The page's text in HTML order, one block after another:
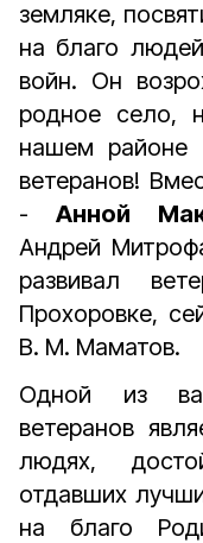
земляке,
на благо
вой­н. Он
родное село,
нашем районе
ветеранов!
- Анной
Андрей
развивал
Прохоровке,
В. М. Маматов.
Одной из
ветеранов
людях,
отдавших
на благо